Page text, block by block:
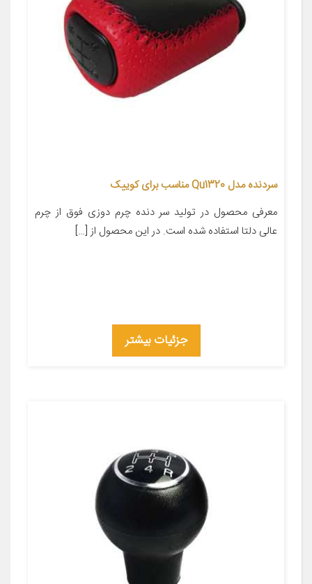
سردنده مدل Qu1320 مناسب برای کوییک
معرفی محصول در تولید سر دنده چرم دوزی فوق از چرم
عالی دلتا استفاده شده است. در این محصول از […]
جزئیات بیشتر